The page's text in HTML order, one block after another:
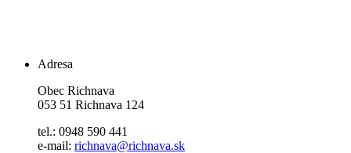
Adresa
Obec Richnava
053 51 Richnava 124
tel.: 0948 590 441
e-mail: richnava@richnava.sk